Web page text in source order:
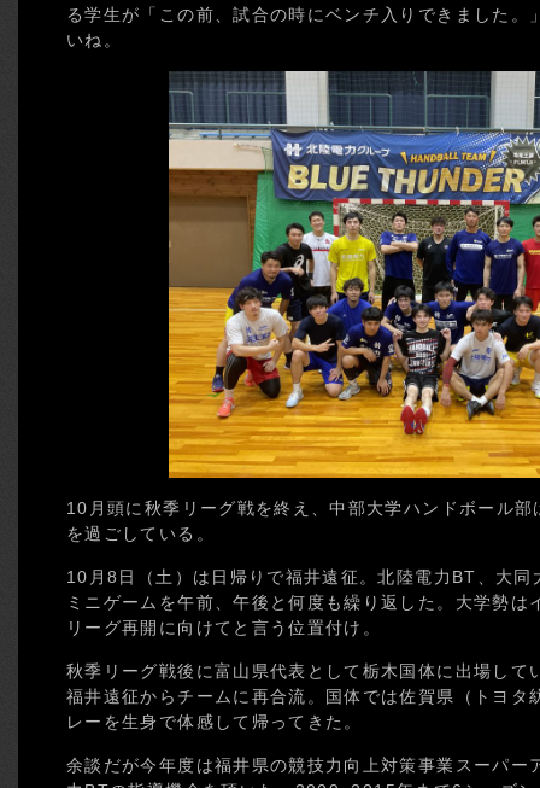
る学生が「この前、試合の時にベンチ入りできました。
いね。
10月頭に秋季リーグ戦を終え、中部大学ハンドボール
を過ごしている。
10月8日（土）は日帰りで福井遠征。北陸電力BT、大
ミニゲームを午前、午後と何度も繰り返した。大学勢
リーグ再開に向けてと言う位置付け。
秋季リーグ戦後に富山県代表として栃木国体に出場して
福井遠征からチームに再合流。国体では佐賀県（トヨタ
レーを生身で体感して帰ってきた。
余談だが今年度は福井県の競技力向上対策事業スーパー